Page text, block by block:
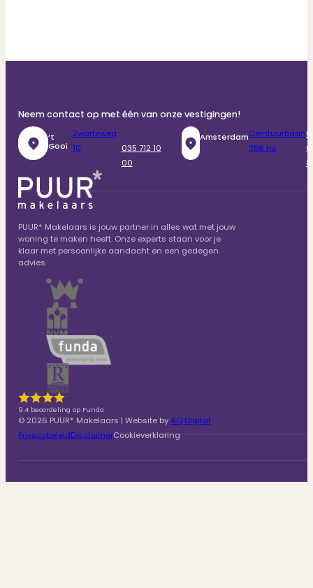
Neem contact op met één van onze vestigingen!
‘t
Gooi
Zwarteweg
10
035 712 10
00
AmsterdamCeintuurbaan
356 hs
PUUR* Makelaars is jouw partner in alles wat met jouw
woning te maken heeft. Onze experts staan voor je
klaar met persoonlijke aandacht en een gedegen
advies.
9.4 beoordeling op Funda
© 2026 PUUR* Makelaars | Website byAQ Digital
PrivacybeleidDisclaimerCookieverklaring